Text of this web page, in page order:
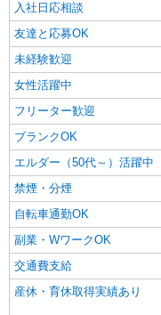
介護
時給
給
円〜 ◆
護福祉士：時
給与幅は経
福
から通
キープ
アルバイト パート 派遣社員
日研トータルソーシング
ス
介護
時給
給
円〜 ◆
護福祉士：時
給与幅は経
福
多」駅 ★勤務地は3000ヶ所以上★ 自宅から通い
やすい
入社日応相談
友達と応募OK
未経験歓迎
女性活躍中
フリーター歓迎
ブランクOK
エルダー（50代～）活躍中
禁煙・分煙
自転車通勤OK
副業・WワークOK
交通費支給
産休・育休取得実績あり